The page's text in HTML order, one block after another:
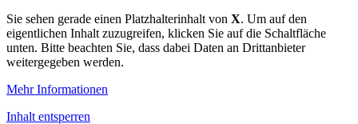
Sie sehen gerade einen Platzhalterinhalt von X. Um auf den
eigentlichen Inhalt zuzugreifen, klicken Sie auf die Schaltfläche
unten. Bitte beachten Sie, dass dabei Daten an Drittanbieter
weitergegeben werden.
Mehr Informationen
Inhalt entsperren